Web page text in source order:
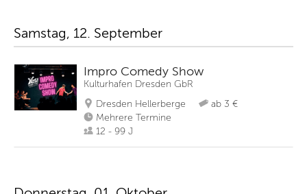
Samstag, 12. September
Impro Comedy Show
Kulturhafen Dresden GbR
Dresden Hellerberge
ab 3 €
Mehrere Termine
12 - 99 J